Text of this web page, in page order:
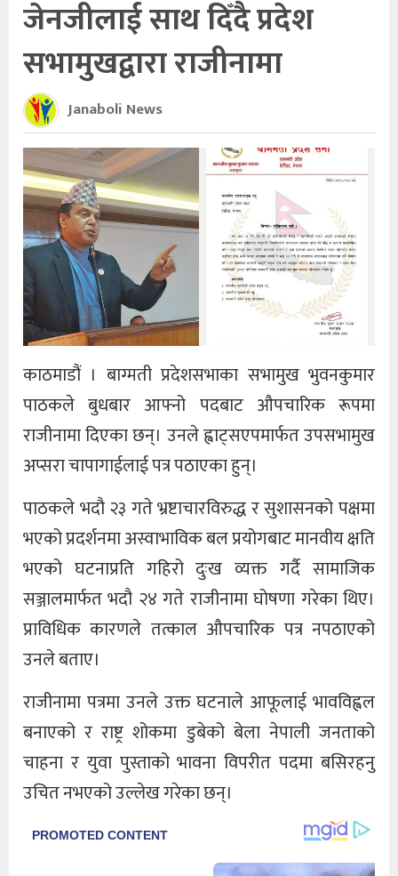
जेनजीलाई साथ दिँदै प्रदेश
सभामुखद्वारा राजीनामा
Janaboli News
काठमाडौं । बाग्मती प्रदेशसभाका सभामुख भुवनकुमार
पाठकले बुधबार आफ्नो पदबाट औपचारिक रूपमा
राजीनामा दिएका छन्। उनले ह्वाट्सएपमार्फत उपसभामुख
अप्सरा चापागाईलाई पत्र पठाएका हुन्।
पाठकले भदौ २३ गते भ्रष्टाचारविरुद्ध र सुशासनको पक्षमा
भएको प्रदर्शनमा अस्वाभाविक बल प्रयोगबाट मानवीय क्षति
भएको घटनाप्रति गहिरो दुःख व्यक्त गर्दै सामाजिक
सञ्जालमार्फत भदौ २४ गते राजीनामा घोषणा गरेका थिए।
प्राविधिक कारणले तत्काल औपचारिक पत्र नपठाएको
उनले बताए।
राजीनामा पत्रमा उनले उक्त घटनाले आफूलाई भावविह्वल
बनाएको र राष्ट्र शोकमा डुबेको बेला नेपाली जनताको
चाहना र युवा पुस्ताको भावना विपरीत पदमा बसिरहनु
उचित नभएको उल्लेख गरेका छन्।